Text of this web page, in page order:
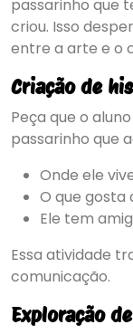
passarinho que
criou. Isso
entre a arte e o
Criação de
Peça que o
passarinho que
Onde ele
O que gosta
Ele tem
Essa atividade
comunicação.
Exploração